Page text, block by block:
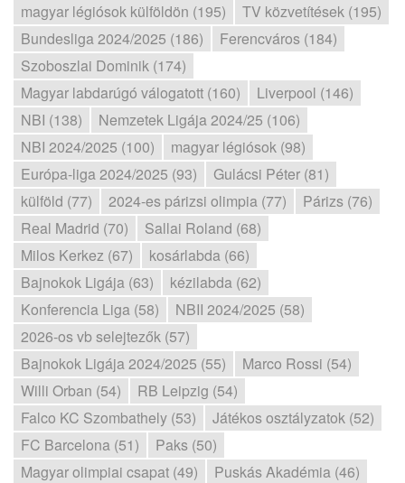
magyar légiósok külföldön (195)
TV közvetítések (195)
Bundesliga 2024/2025 (186)
Ferencváros (184)
Szoboszlai Dominik (174)
Magyar labdarúgó válogatott (160)
Liverpool (146)
NBI (138)
Nemzetek Ligája 2024/25 (106)
NBI 2024/2025 (100)
magyar légiósok (98)
Európa-liga 2024/2025 (93)
Gulácsi Péter (81)
külföld (77)
2024-es párizsi olimpia (77)
Párizs (76)
Real Madrid (70)
Sallai Roland (68)
Milos Kerkez (67)
kosárlabda (66)
Bajnokok Ligája (63)
kézilabda (62)
Konferencia Liga (58)
NBII 2024/2025 (58)
2026-os vb selejtezők (57)
Bajnokok Ligája 2024/2025 (55)
Marco Rossi (54)
Willi Orban (54)
RB Leipzig (54)
Falco KC Szombathely (53)
Játékos osztályzatok (52)
FC Barcelona (51)
Paks (50)
Magyar olimpiai csapat (49)
Puskás Akadémia (46)